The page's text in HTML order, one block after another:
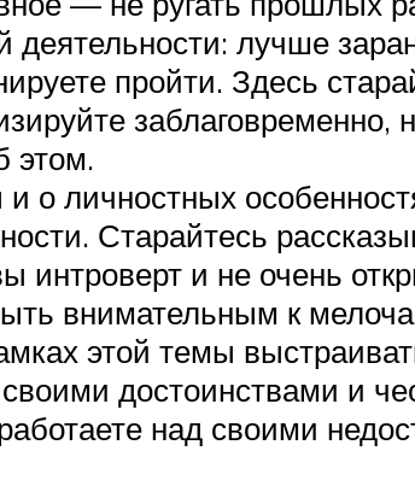
лучше
пройти. Здесь
этом.
о личностных
Старайтесь
интроверт и не очень
внимательным к
этой темы
достоинствами и
над своими